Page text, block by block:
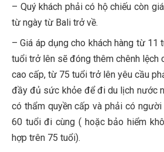
– Quý khách phải có hộ chiếu còn
từ ngày từ Bali trở về.
– Giá áp dụng cho khách hàng từ 11
tuổi trở lên sẽ đóng thêm chênh lệch
cao cấp, từ 75 tuổi trở lên yêu cầu
đầy đủ sức khỏe để đi du lịch nước
có thẩm quyền cấp và phải có
60 tuổi đi cùng ( hoặc bảo hiểm
hợp trên 75 tuổi).